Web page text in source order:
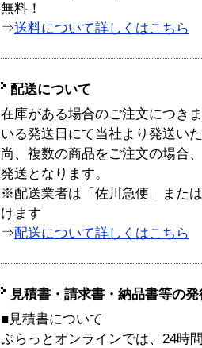
無料！
⇒送料について詳しくはこちら
配送について
在庫がある場合のご注文につき
いる発送日にて当社より発送い
尚、複数の商品をご注文の場合
発送となります。
※配送業者は「佐川急便」また
けます
⇒配送について詳しくはこちら
見積書・請求書・納品書等の
■見積書について
ぷらっとオンラインでは、24時